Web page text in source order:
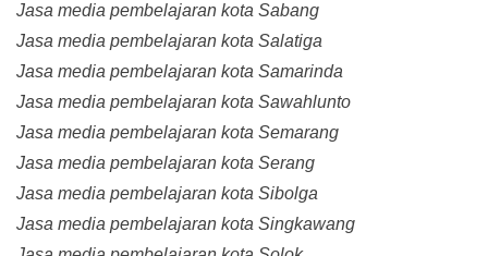
Jasa media pembelajaran kota Sabang
Jasa media pembelajaran kota Salatiga
Jasa media pembelajaran kota Samarinda
Jasa media pembelajaran kota Sawahlunto
Jasa media pembelajaran kota Semarang
Jasa media pembelajaran kota Serang
Jasa media pembelajaran kota Sibolga
Jasa media pembelajaran kota Singkawang